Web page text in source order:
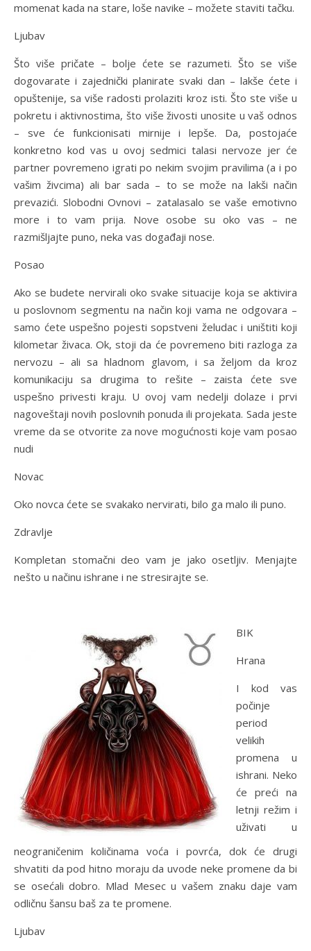
momenat kada na stare, loše navike – možete staviti tačku.
Ljubav
Što više pričate – bolje ćete se razumeti. Što se više
dogovarate i zajednički planirate svaki dan – lakše ćete i
opuštenije, sa više radosti prolaziti kroz isti. Što ste više u
pokretu i aktivnostima, što više živosti unosite u vaš odnos
– sve će funkcionisati mirnije i lepše. Da, postojaće
konkretno kod vas u ovoj sedmici talasi nervoze jer će
partner povremeno igrati po nekim svojim pravilima (a i po
vašim živcima) ali bar sada – to se može na lakši način
prevazići. Slobodni Ovnovi – zatalasalo se vaše emotivno
more i to vam prija. Nove osobe su oko vas – ne
razmišljajte puno, neka vas događaji nose.
Posao
Ako se budete nervirali oko svake situacije koja se aktivira
u poslovnom segmentu na način koji vama ne odgovara –
samo ćete uspešno pojesti sopstveni želudac i uništiti koji
kilometar živaca. Ok, stoji da će povremeno biti razloga za
nervozu – ali sa hladnom glavom, i sa željom da kroz
komunikaciju sa drugima to rešite – zaista ćete sve
uspešno privesti kraju. U ovoj vam nedelji dolaze i prvi
nagoveštaji novih poslovnih ponuda ili projekata. Sada jeste
vreme da se otvorite za nove mogućnosti koje vam posao
nudi
Novac
Oko novca ćete se svakako nervirati, bilo ga malo ili puno.
Zdravlje
Kompletan stomačni deo vam je jako osetljiv. Menjajte
nešto u načinu ishrane i ne stresirajte se.
BIK
Hrana
I kod vas
počinje
period
velikih
promena u
ishrani. Neko
će preći na
letnji režim i
uživati u
neograničenim količinama voća i povrća, dok će drugi
shvatiti da pod hitno moraju da uvode neke promene da bi
se osećali dobro. Mlad Mesec u vašem znaku daje vam
odličnu šansu baš za te promene.
Ljubav